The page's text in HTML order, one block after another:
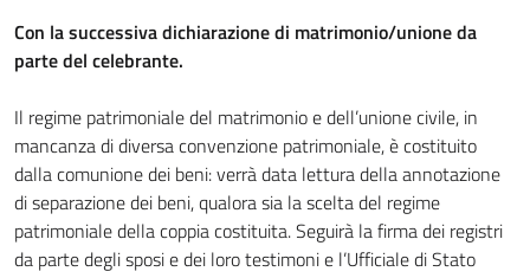
Con la successiva dichiarazione di matrimonio/unione da
parte del celebrante.
Il regime patrimoniale del matrimonio e dell’unione civile, in
mancanza di diversa convenzione patrimoniale, è costituito
dalla comunione dei beni: verrà data lettura della annotazione
di separazione dei beni, qualora sia la scelta del regime
patrimoniale della coppia costituita. Seguirà la firma dei registri
da parte degli sposi e dei loro testimoni e l’Ufficiale di Stato